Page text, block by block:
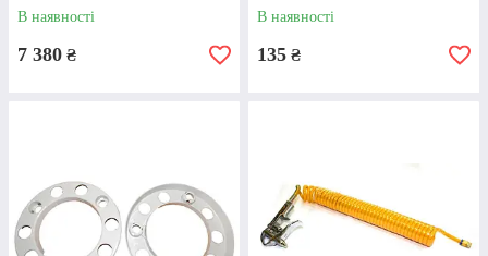
В наявності
7 380 ₴
В наявності
135 ₴